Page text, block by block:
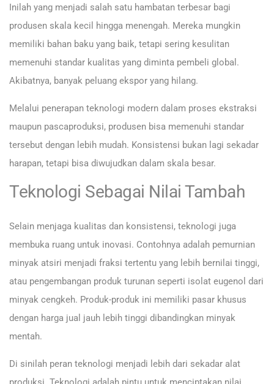
Inilah yang menjadi salah satu hambatan terbesar bagi
produsen skala kecil hingga menengah. Mereka mungkin
memiliki bahan baku yang baik, tetapi sering kesulitan
memenuhi standar kualitas yang diminta pembeli global.
Akibatnya, banyak peluang ekspor yang hilang.
Melalui penerapan teknologi modern dalam proses ekstraksi
maupun pascaproduksi, produsen bisa memenuhi standar
tersebut dengan lebih mudah. Konsistensi bukan lagi sekadar
harapan, tetapi bisa diwujudkan dalam skala besar.
Teknologi Sebagai Nilai Tambah
Selain menjaga kualitas dan konsistensi, teknologi juga
membuka ruang untuk inovasi. Contohnya adalah pemurnian
minyak atsiri menjadi fraksi tertentu yang lebih bernilai tinggi,
atau pengembangan produk turunan seperti isolat eugenol dari
minyak cengkeh. Produk-produk ini memiliki pasar khusus
dengan harga jual jauh lebih tinggi dibandingkan minyak
mentah.
Di sinilah peran teknologi menjadi lebih dari sekadar alat